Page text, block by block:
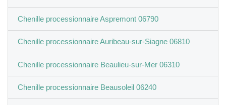
Chenille processionnaire Aspremont 06790
Chenille processionnaire Auribeau-sur-Siagne 06810
Chenille processionnaire Beaulieu-sur-Mer 06310
Chenille processionnaire Beausoleil 06240